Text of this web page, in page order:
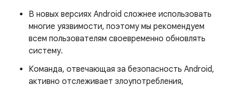
В новых версиях Android сложнее использовать
многие уязвимости, поэтому мы рекомендуем
всем пользователям своевременно обновлять
систему.
Команда, отвечающая за безопасность Android,
активно отслеживает злоупотребления,